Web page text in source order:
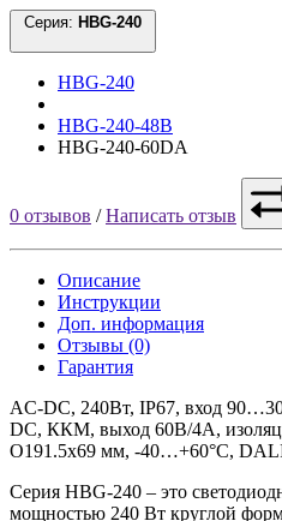
Серия:
HBG-240
HBG-240-48B
HBG-240-60DA
0 отзывов /Написать отзыв
Описание
Инструкции
Доп. информация
Отзывы (0)
Гарантия
AC-DC, 240Вт, IP67, вход
DC, ККМ, выход 60В/4А,
O191.5х69 мм, -40…+60°С,
Серия HBG-240 – это
мощностью 240 Вт круглой